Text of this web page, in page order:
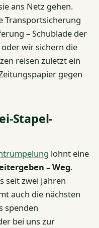
ans Netz gehen.
Transportsicherung
– Schublade der
wir sichern die
reisen zuletzt ein
gegen
Stapel-
lohnt eine
– Weg.
seit zwei Jahren
auch die nächsten
spenden
bei uns zur